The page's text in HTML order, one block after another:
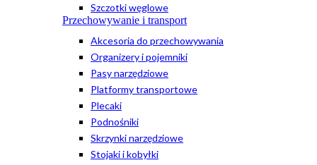
Szczotki węglowe
Przechowywanie i transport
Akcesoria do przechowywania
Organizery i pojemniki
Pasy narzędziowe
Platformy transportowe
Plecaki
Podnośniki
Skrzynki narzędziowe
Stojaki i kobyłki